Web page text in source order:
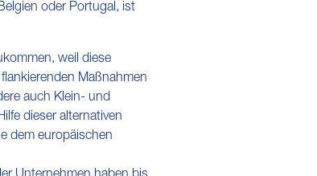
oder Portugal, ist
weil diese
Maßnahmen
auch Klein- und
dieser alternativen
dem europäischen